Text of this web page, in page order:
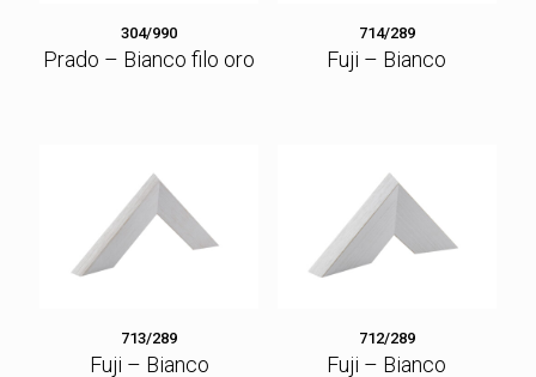
304/990
Prado – Bianco filo oro
714/289
Fuji – Bianco
713/289
Fuji – Bianco
712/289
Fuji – Bianco